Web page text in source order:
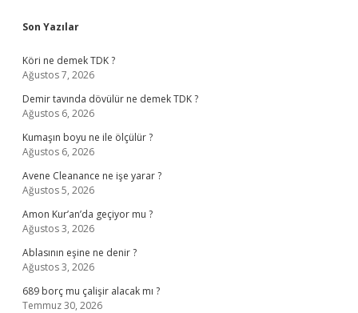
Sidebar
Son Yazılar
Köri ne demek TDK ?
Ağustos 7, 2026
Demir tavında dövülür ne demek TDK ?
Ağustos 6, 2026
Kumaşın boyu ne ile ölçülür ?
Ağustos 6, 2026
Avene Cleanance ne işe yarar ?
Ağustos 5, 2026
Amon Kur’an’da geçiyor mu ?
Ağustos 3, 2026
Ablasının eşine ne denir ?
Ağustos 3, 2026
689 borç mu çalişir alacak mı ?
Temmuz 30, 2026